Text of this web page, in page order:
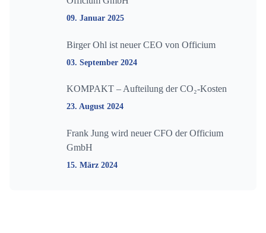
09. Januar 2025
Birger Ohl ist neuer CEO von Officium
03. September 2024
KOMPAKT – Aufteilung der CO₂-Kosten
23. August 2024
Frank Jung wird neuer CFO der Officium
GmbH
15. März 2024